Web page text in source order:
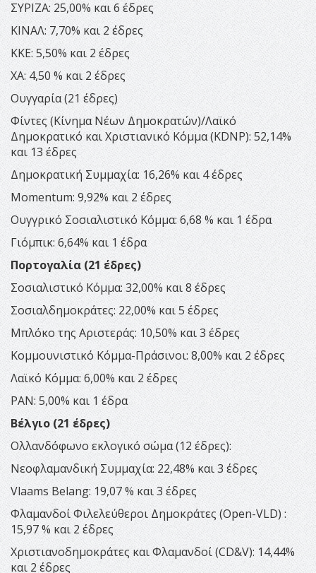
ΣΥΡΙΖΑ: 25,00% και 6 έδρες
ΚΙΝΑΛ: 7,70% και 2 έδρες
KKE: 5,50% και 2 έδρες
ΧΑ: 4,50 % και 2 έδρες
Ουγγαρία (21 έδρες)
Φίντες (Κίνημα Νέων Δημοκρατών)/Λαϊκό
Δημοκρατικό και Χριστιανικό Κόμμα (KDNP): 52,14%
και 13 έδρες
Δημοκρατική Συμμαχία: 16,26% και 4 έδρες
Momentum: 9,92% και 2 έδρες
Ουγγρικό Σοσιαλιστικό Κόμμα: 6,68 % και 1 έδρα
Γιόμπικ: 6,64% και 1 έδρα
Πορτογαλία (21 έδρες)
Σοσιαλιστικό Κόμμα: 32,00% και 8 έδρες
Σοσιαλδημοκράτες: 22,00% και 5 έδρες
Μπλόκο της Αριστεράς: 10,50% και 3 έδρες
Κομμουνιστικό Κόμμα-Πράσινοι: 8,00% και 2 έδρες
Λαϊκό Κόμμα: 6,00% και 2 έδρες
PAN: 5,00% και 1 έδρα
Βέλγιο (21 έδρες)
Ολλανδόφωνο εκλογικό σώμα (12 έδρες):
Νεοφλαμανδική Συμμαχία: 22,48% και 3 έδρες
Vlaams Belang: 19,07 % και 3 έδρες
Φλαμανδοί Φιλελεύθεροι Δημοκράτες (Open-VLD) :
15,97 % και 2 έδρες
Χριστιανοδημοκράτες και Φλαμανδοί (CD&V): 14,44%
και 2 έδρες